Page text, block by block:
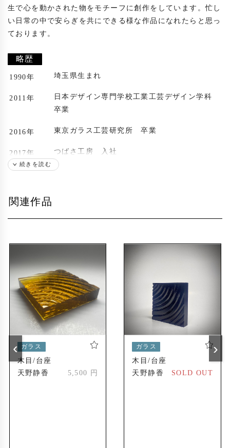
生で心を動かされた物をモチーフに創作をしています。忙し
い日常の中で安らぎを共にできる様な作品になれたらと思っ
ております。
略歴
1990年 埼玉県生まれ
2011年
日本デザイン専門学校工業工芸デザイン学科
卒業
2016年 東京ガラス工芸研究所 卒業
2017年 つばさ工房 入社
硝子企画舎所属
出展歴
続きを読む
関連作品
ガラス
木目/台座
天野静香
5,500 円
ガラス
木目/台座
天野静香
SOLD OUT
‹ ›